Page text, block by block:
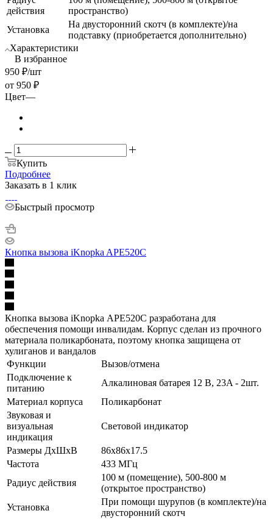
действия
пространство)
Установка
На двусторонний скотч (в комплекте)/на
подставку (приобретается дополнительно)
Характеристики
В избранное
950 ₽/шт
от 950 ₽
Цвет—
Купить
Подробнее
Заказать в 1 клик
Быстрый просмотр
Кнопка вызова iKnopka APE520C
Кнопка вызова iKnopka АРЕ520С разработана для
обеспечения помощи инвалидам. Корпус сделан из прочного
материала поликарбоната, поэтому кнопка защищена от
хулиганов и вандалов
Функции
Вызов/отмена
Подключение к
питанию
Алкалиновая батарея 12 В, 23A - 2шт.
Материал корпуса
Поликарбонат
Звуковая и
визуальная
индикация
Световой индикатор
Размеры ДхШхВ
86х86х17.5
Частота
433 МГц
Радиус действия
100 м (помещение), 500-800 м
(открытое пространство)
Установка
При помощи шурупов (в комплекте)/на
двусторонний скотч